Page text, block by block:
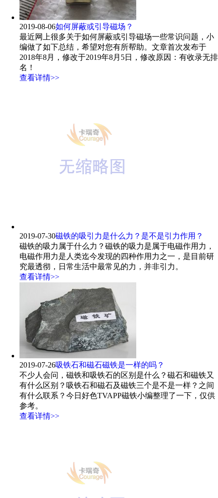
2019-08-06如何屏蔽或引导磁场？
最近网上很多关于如何屏蔽或引导磁场一些常识问题，小
编做了如下总结，希望对您有所帮助。文章首次发布于
2018年8月，修改于2019年8月5日，修改原因：有收录无排
名！
查看详情>>
2019-07-30磁铁的吸引力是什么力？是不是引力作用？
磁铁的吸力属于什么力？磁铁的吸力是属于电磁作用力，
电磁作用力是人类迄今发现的四种作用力之一，是目前研
究最透彻，日常生活中最常见的力，并非引力。
查看详情>>
2019-07-26吸铁石和磁石磁铁是一样的吗？
不少人会问，磁铁和吸铁石的区别是什么？磁石和磁铁又
有什么区别？吸铁石和磁石及磁铁三个是不是一样？之间
有什么联系？今日好色TVAPP磁铁小编整理了一下，仅供
参考。
查看详情>>